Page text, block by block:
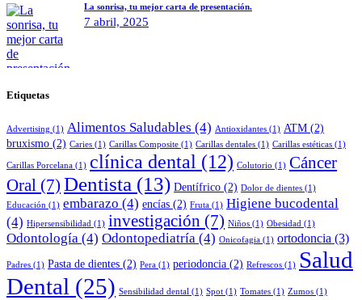
La sonrisa, tu mejor carta de presentación.
7 abril, 2025
Etiquetas
Advertising (1) Alimentos Saludables (4) Antioxidantes (1) ATM (2)
bruxismo (2) Caries (1) Carillas Composite (1) Carillas dentales (1) Carillas estéticas (1)
Carillas Porcelana (1) clínica dental (12) Colutorio (1) Cáncer
Oral (7) Dentista (13) Dentífrico (2) Dolor de dientes (1)
Educación (1) embarazo (4) encías (2) Fruta (1) Higiene bucodental
(4) Hipersensibilidad (1) investigación (7) Niños (1) Obesidad (1)
Odontología (4) Odontopediatría (4) Onicofagia (1) ortodoncia (3)
Padres (1) Pasta de dientes (2) Pera (1) periodoncia (2) Refrescos (1) Salud
Dental (25) Sensibilidad dental (1) Spot (1) Tomates (1) Zumos (1)